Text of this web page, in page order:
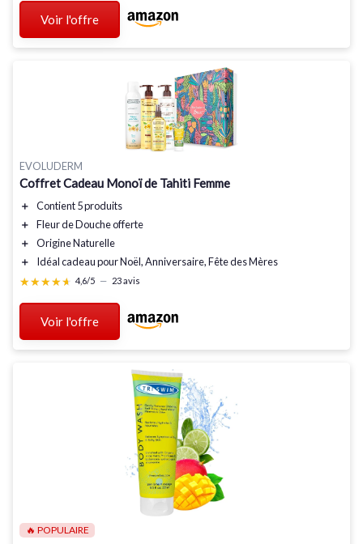
Voir l'offre
EVOLUDERM
Coffret Cadeau Monoï de Tahiti Femme
＋ Contient5 produits
＋
Fleur de Douche offerte
＋
Origine Naturelle
＋
Idéal cadeaupour Noël, Anniversaire, Fête des Mères
★★★★★
★★★★★ 4,6/5 — 23 avis
Voir l'offre
🔥 POPULAIRE